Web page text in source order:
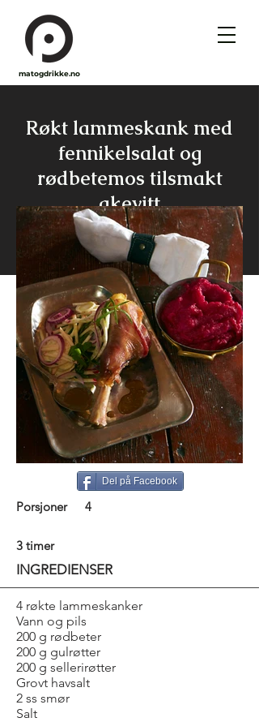
matogdrikke.no
Røkt lammeskank med
fennikelsalat og
rødbetemos tilsmakt
akevitt
Del på Facebook
Porsjoner 4
3 timer
INGREDIENSER
4 røkte lammeskanker
Vann og pils
200 g rødbeter
200 g gulrøtter
200 g sellerirøtter
Grovt havsalt
2 ss smør
Salt